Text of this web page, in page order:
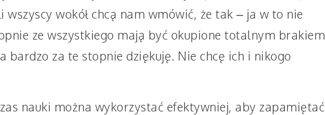
wszyscy wokół chcą nam wmówić, że tak – ja w to nie
ze wszystkiego mają być okupione totalnym brakiem
bardzo za te stopnie dziękuję. Nie chcę ich i nikogo
nauki można wykorzystać efektywniej, aby zapamiętać